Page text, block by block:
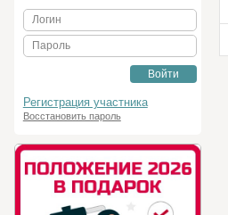
Логин
Пароль
Войти
Регистрация участника
Восстановить пароль